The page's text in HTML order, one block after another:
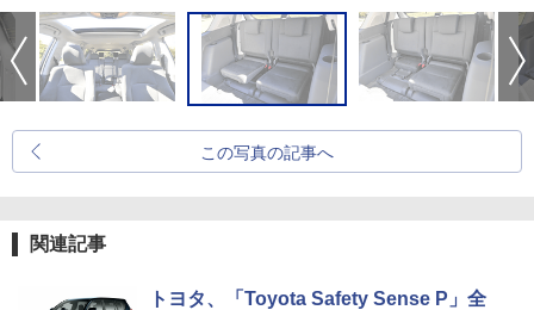
この写真の記事へ
関連記事
トヨタ、「Toyota Safety Sense P」全